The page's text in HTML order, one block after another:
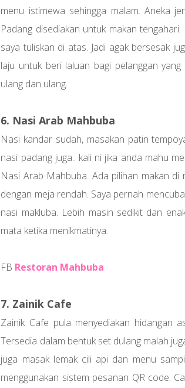
menu istimewa sehingga malam. Aneka
Padang disediakan untuk makan
saya tuliskan di atas. Jadi agak bersesak
laju untuk beri laluan bagi pelanggan
ulang dan ulang.
6. Nasi Arab Mahbuba
Nasi kandar sudah, masakan patin
nasi padang juga.. kali ni jika anda mahu
Nasi Arab Mahbuba. Ada pilihan makan
dengan meja rendah. Saya pernah
nasi makluba. Lebih masin sedikit dan
mata ketika menikmatinya.
FB Restoran Mahbuba
7. Zainik Cafe
Zainik Cafe pula menyediakan hidangan
Tersedia dalam bentuk set dulang malah
juga masak lemak cili api dan menu
menggunakan sistem pesanan QR code.